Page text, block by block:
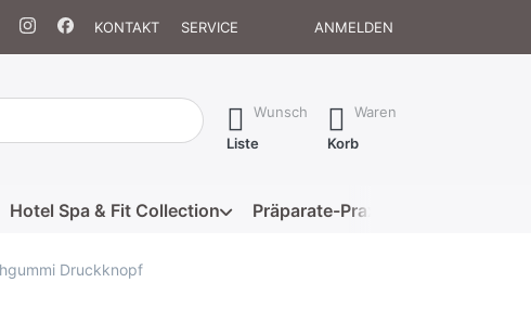
KONTAKT SERVICE ANMELDEN
erste Ergebnisse. Drücken Sie die Eingabetaste, um alle
Wunsch
Liste
Waren
Korb
Hotel Spa & Fit Collection Präparate-Praxis
Druckknopf